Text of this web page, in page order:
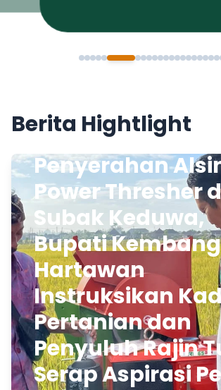
Berita Hightlight
Penyerahan
Power Thresher
Subak Keduwa,
Bupati Kembang
Hartawan
Instruksikan
Pertanian dan
Penyuluh Rajin
Serap Aspirasi